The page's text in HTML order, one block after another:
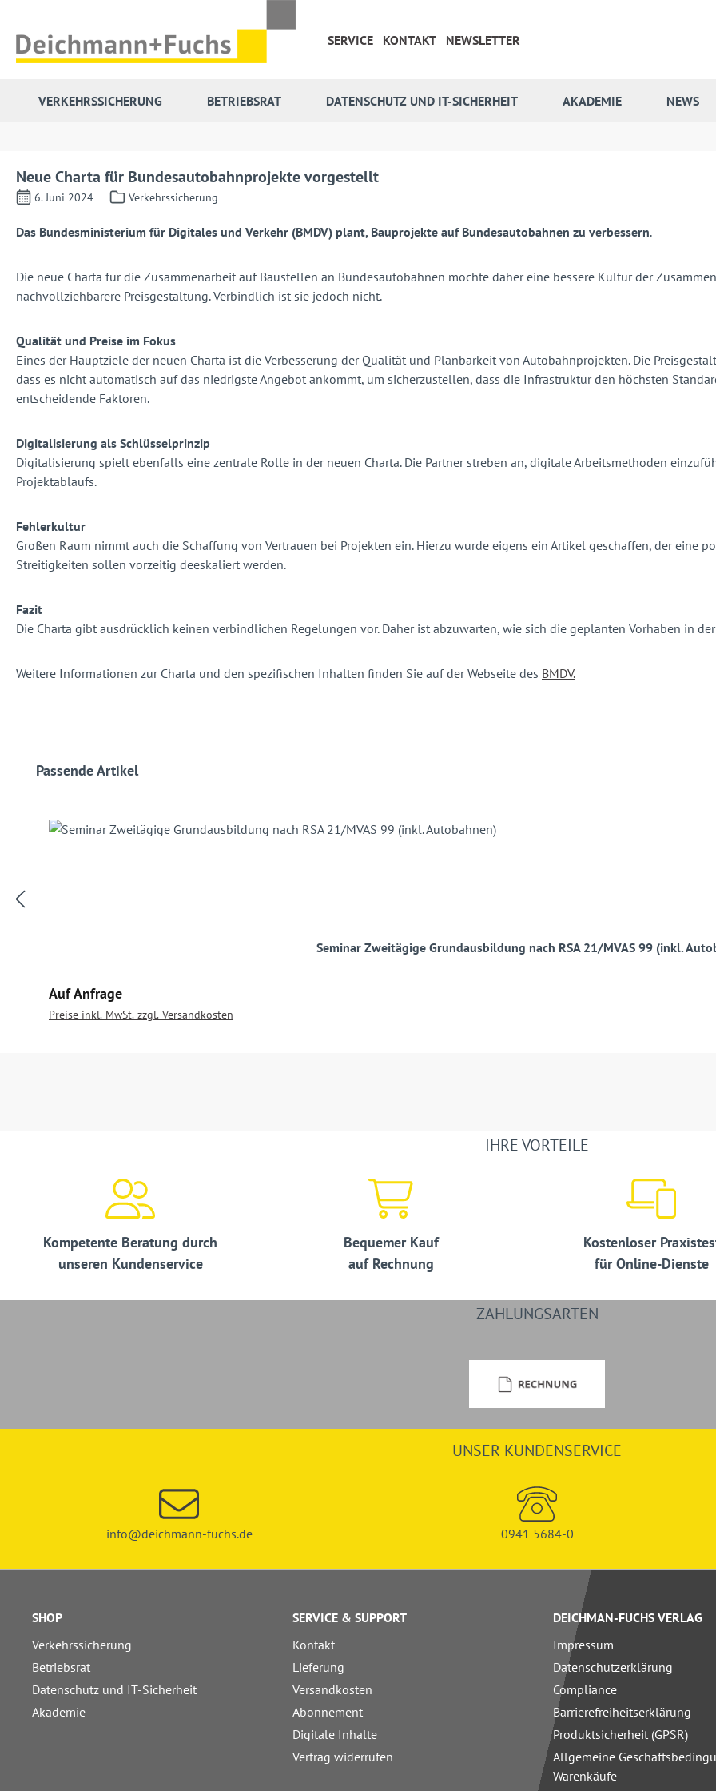
SERVICE
KONTAKT NEWSLETTER
VERKEHRSSICHERUNG BETRIEBSRAT DATENSCHUTZ UND IT-SICHERHEIT AKADEMIE NEWS
Neue Charta für Bundesautobahnprojekte vorgestellt
6. Juni 2024 Verkehrssicherung
Das Bundesministerium für Digitales und Verkehr (BMDV) plant, Bauprojekte auf Bundesautobahnen zu verbessern.
Die neue Charta für die Zusammenarbeit auf Baustellen an Bundesautobahnen möchte daher eine bessere Kultur der
nachvollziehbarere Preisgestaltung. Verbindlich ist sie jedoch nicht.
Qualität und Preise im Fokus
Eines der Hauptziele der neuen Charta ist die Verbesserung der Qualität und Planbarkeit von Autobahnprojekten. Die
dass es nicht automatisch auf das niedrigste Angebot ankommt, um sicherzustellen, dass die Infrastruktur den höchsten
entscheidende Faktoren.
Digitalisierung als Schlüsselprinzip
Digitalisierung spielt ebenfalls eine zentrale Rolle in der neuen Charta. Die Partner streben an, digitale Arbeitsmethoden
Projektablaufs.
Fehlerkultur
Großen Raum nimmt auch die Schaffung von Vertrauen bei Projekten ein. Hierzu wurde eigens ein Artikel geschaffen, der eine
Streitigkeiten sollen vorzeitig deeskaliert werden.
Fazit
Die Charta gibt ausdrücklich keinen verbindlichen Regelungen vor. Daher ist abzuwarten, wie sich die geplanten Vorhaben in
Weitere Informationen zur Charta und den spezifischen Inhalten finden Sie auf der Webseite des BMDV.
Produktgalerie überspringen
Passende Artikel
Seminar Zweitägige Grundausbildung nach RSA 21/MVAS 99 (inkl.
Regulärer Preis:
Auf Anfrage
Preise inkl. MwSt. zzgl. Versandkosten
IHRE VORTEILE
Kompetente Beratung durch
unseren Kundenservice
Bequemer Kauf
auf Rechnung
Kostenloser
für Online-Dienste
ZAHLUNGSARTEN
UNSER KUNDENSERVICE
info@deichmann-fuchs.de 0941 5684-0
SHOP
Verkehrssicherung
Betriebsrat
Datenschutz und IT-Sicherheit
Akademie
SERVICE & SUPPORT
Kontakt
Lieferung
Versandkosten
Abonnement
Digitale Inhalte
Vertrag widerrufen
DEICHMAN-FUCHS VERLAG
Impressum
Datenschutzerklärung
Compliance
Barrierefreiheitserklärung
Produktsicherheit (GPSR)
Allgemeine
Warenkäufe